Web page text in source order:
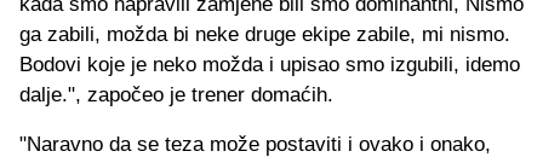
ga zabili, možda bi neke druge ekipe zabile, mi nismo.
Bodovi koje je neko možda i upisao smo izgubili, idemo
dalje.", započeo je trener domaćih.
"Naravno da se teza može postaviti i ovako i onako,